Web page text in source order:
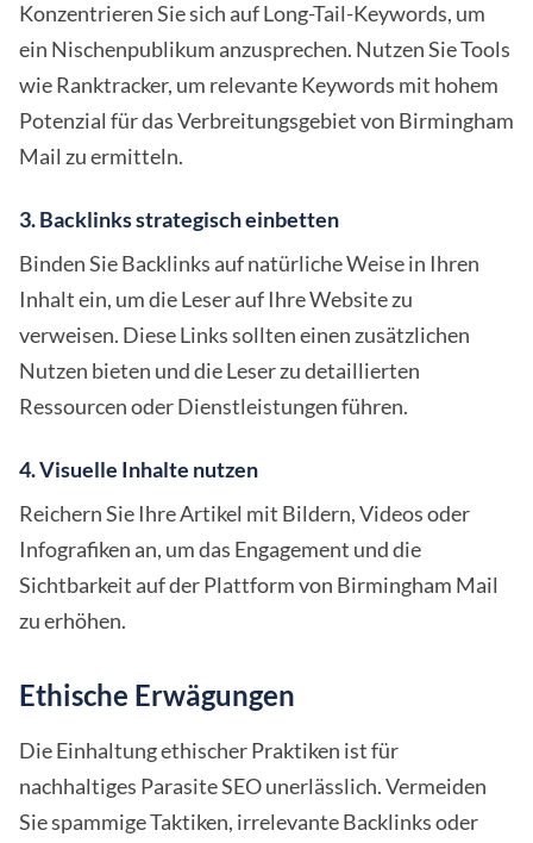
Konzentrieren Sie sich auf Long-Tail-Keywords, um
ein Nischenpublikum anzusprechen. Nutzen Sie Tools
wie Ranktracker, um relevante Keywords mit hohem
Potenzial für das Verbreitungsgebiet von Birmingham
Mail zu ermitteln.
3. Backlinks strategisch einbetten
Binden Sie Backlinks auf natürliche Weise in Ihren
Inhalt ein, um die Leser auf Ihre Website zu
verweisen. Diese Links sollten einen zusätzlichen
Nutzen bieten und die Leser zu detaillierten
Ressourcen oder Dienstleistungen führen.
4. Visuelle Inhalte nutzen
Reichern Sie Ihre Artikel mit Bildern, Videos oder
Infografiken an, um das Engagement und die
Sichtbarkeit auf der Plattform von Birmingham Mail
zu erhöhen.
Ethische Erwägungen
Die Einhaltung ethischer Praktiken ist für
nachhaltiges Parasite SEO unerlässlich. Vermeiden
Sie spammige Taktiken, irrelevante Backlinks oder